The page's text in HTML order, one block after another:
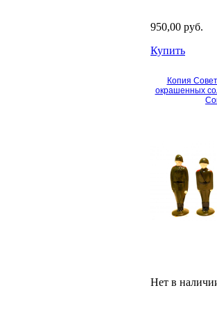
950,00 руб.
Купить
Копия
окрашенных
Нет в